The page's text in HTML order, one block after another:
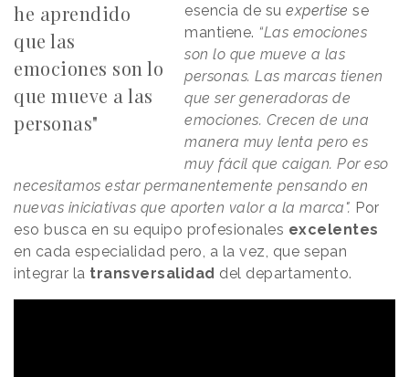
he aprendido
que las
emociones son lo
que mueve a las
personas"
esencia de suexpertise se
mantiene. “Las emociones
son lo que mueve a las
personas. Las marcas tienen
que ser generadoras de
emociones. Crecen de una
manera muy lenta pero es
muy fácil que caigan. Por eso
necesitamos estar permanentemente pensando en
nuevas iniciativas que aporten valor a la marca". Por
eso busca en su equipo profesionales excelentes
en cada especialidad pero, a la vez, que sepan
integrar la transversalidad del departamento.